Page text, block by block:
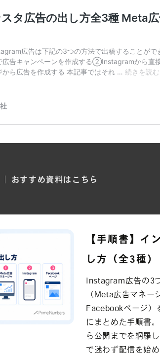
おすすめ資料は こちら
【手順書】イ
し方（全3種）
Instagram広告の3
（Meta広告マネー
Facebookページ）
にまとめた手順書
ら公開までを網羅
で迷わず配信を始め